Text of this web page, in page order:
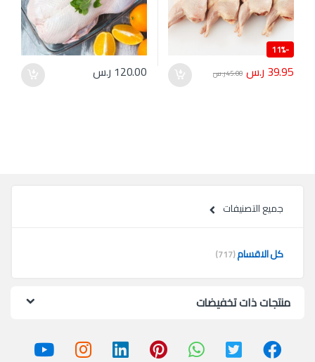
-
11%
39.95 ر.س 45.00ر.س 120.00 ر.س
جميع التصنيفات
كل الاقسام(717)
منتجات ذات تخفيضات